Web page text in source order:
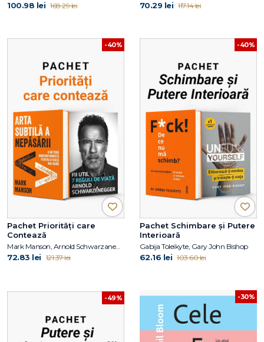
100.98 lei 168.29 lei 70.29 lei 117.14 lei
-40%
Pachet Priorități care
Contează
Mark Manson, Arnold Schwarzanegger
72.83 lei 121.37 lei
-40%
Pachet Schimbare și Putere
Interioară
Gabija Toleikyte, Gary John Bishop
62.16 lei 103.60 lei
-49% -30%